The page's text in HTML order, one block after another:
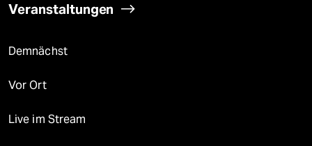
Veranstaltungen
Demnächst
Vor Ort
Live im Stream